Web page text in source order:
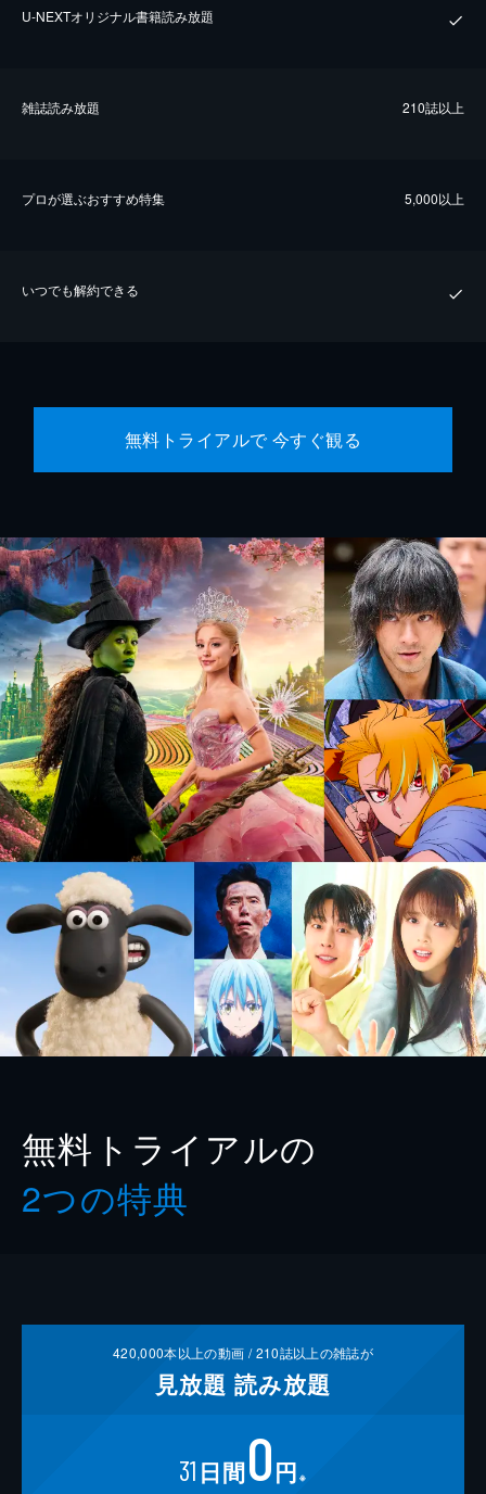
U-NEXTオリジナル書籍読み放題
雑誌読み放題 210誌以上
プロが選ぶおすすめ特集 5,000以上
いつでも解約できる
無料トライアルで 今すぐ観る
無料トライアルの
2つの特典
420,000本以上の動画 /210誌以上の雑誌が
見放題 読み放題
31 日間0円 ※